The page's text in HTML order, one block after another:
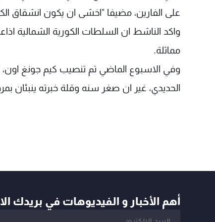
على الفارين، مضيفا "اخشى ان يكون انشقاق
واكد الناشط ان السلطات الكورية الشمالية
مماثلة.
الحديدي، غير ان صغر سنه وقلة خبرته ينبئان
أهم الأخبار و الفيديوهات في بريدك